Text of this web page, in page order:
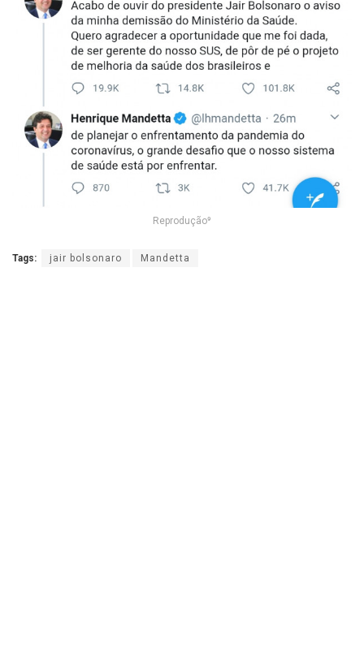
Reprodução⁹
Tags: jair bolsonaro Mandetta